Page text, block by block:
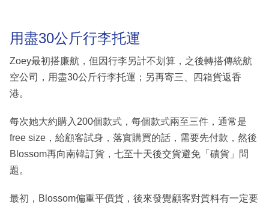
用盡30公斤行李托運
Zoey最初搭廉航，但因行李另計不划算，之後轉搭傳統航
空公司，用盡30公斤行李托運；另再寄三、四箱貨返香
港。
每次她大約購入200個款式，每個款式兩至三件，通常是
free size，給顧客試身，落實購買的話，需要先付款，然後
Blossom再向南韓訂貨，七至十天後交貨避免「磧貨」問
題。
最初，Blossom偏重平價貨，後來發覺顧客對質料有一定要